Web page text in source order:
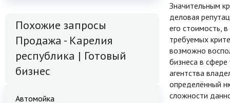
Похожие запросы
Продажа - Карелия
республика | Готовый
бизнес
Автомойка
Значительным
деловая
его стоимость,
требуемых
возможно
бизнеса в
агентства
определённый
сложности